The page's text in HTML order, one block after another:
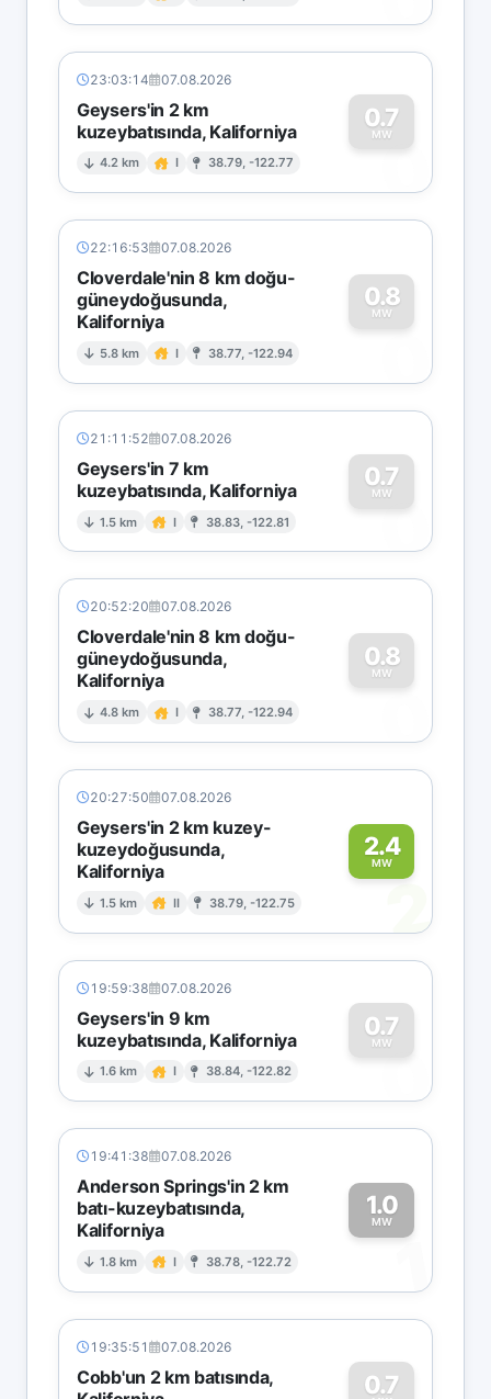
23:03:14 07.08.2026
Geysers'in 2 km
kuzeybatısında, Kaliforniya
4.2 km I 38.79, -122.77
0.7
MW
0
22:16:53 07.08.2026
Cloverdale'nin 8 km doğu-
güneydoğusunda,
Kaliforniya
5.8 km I 38.77, -122.94
0.8
MW
0
21:11:52 07.08.2026
Geysers'in 7 km
kuzeybatısında, Kaliforniya
1.5 km I 38.83, -122.81
0.7
MW
0
20:52:20 07.08.2026
Cloverdale'nin 8 km doğu-
güneydoğusunda,
Kaliforniya
4.8 km I 38.77, -122.94
0.8
MW
0
20:27:50 07.08.2026
Geysers'in 2 km kuzey-
kuzeydoğusunda,
Kaliforniya
1.5 km II 38.79, -122.75
2.4
MW
2
19:59:38 07.08.2026
Geysers'in 9 km
kuzeybatısında, Kaliforniya
1.6 km I 38.84, -122.82
0.7
MW
0
19:41:38 07.08.2026
Anderson Springs'in 2 km
batı-kuzeybatısında,
Kaliforniya
1.8 km I 38.78, -122.72
1.0
MW
1
19:35:51 07.08.2026
Cobb'un 2 km batısında,
0.7